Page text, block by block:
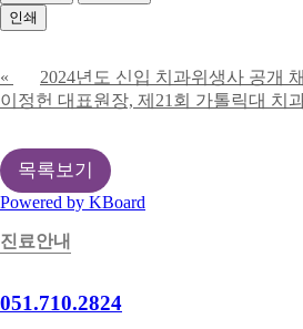
인쇄
«
2024년도 신입 치과위생사 공개
이정헌 대표원장, 제21회 가톨릭대 치
목록보기
Powered by KBoard
진료안내
051.710.2824